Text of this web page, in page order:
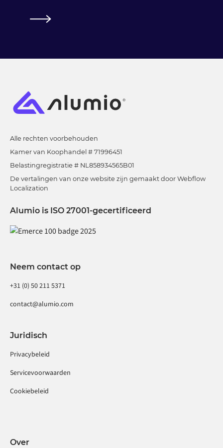
Alle rechten voorbehouden
Kamer van Koophandel # 71996451
Belastingregistratie # NL858934565B01
De vertalingen van onze website zijn gemaakt door Webflow
Localization
Alumio is ISO 27001-gecertificeerd
Neem contact op
+31 (0) 50 211 5371
contact@alumio.com
Juridisch
Privacybeleid
Servicevoorwaarden
Cookiebeleid
Over